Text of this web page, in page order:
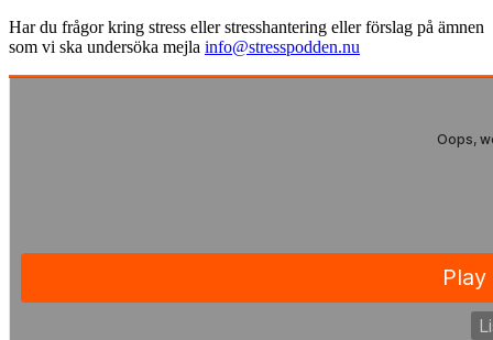
Har du frågor kring stress eller stresshantering eller förslag på ämnen
som vi ska undersöka mejla info@stresspodden.nu